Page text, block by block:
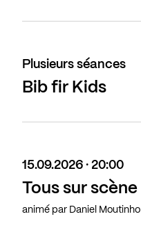
Plusieurs séances
Bib fir Kids
15.09.2026 · 20:00
Tous sur scène
animé par Daniel Moutinho